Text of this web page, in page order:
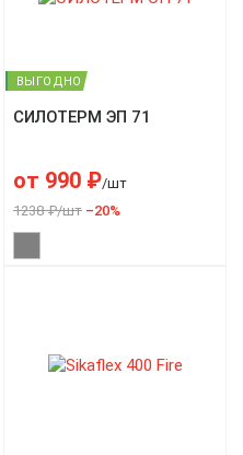
ВЫГОДНО
СИЛОТЕРМ ЭП 71
от 990 ₽/шт
1238 ₽/шт –20%